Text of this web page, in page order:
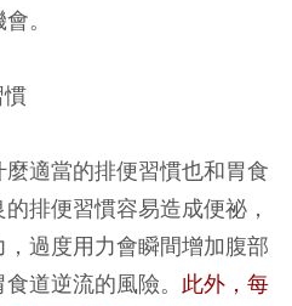
。
慣
適當的排便習慣也和胃食
排便習慣容易造成便祕，
過度用力會瞬間增加腹部
道逆流的風險。 此外，每